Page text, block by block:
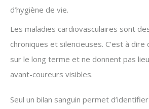
d’hygiène de vie.
Les maladies cardiovasculaires sont
chroniques et silencieuses. C’est à dire
sur le long terme et ne donnent pas
avant-coureurs visibles.
Seul un bilan sanguin permet